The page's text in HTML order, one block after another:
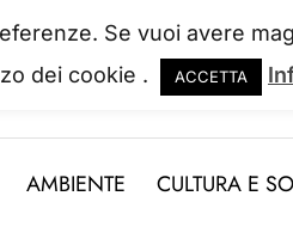
la perdiamo. Josh Billings
AMBIENTE CULTURA E
Se vuoi avere
dei cookie .
ACCETTA